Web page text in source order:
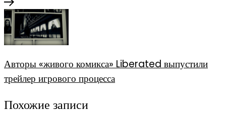
Авторы «живого комикса» Liberated выпустили
трейлер игрового процесса
Похожие записи